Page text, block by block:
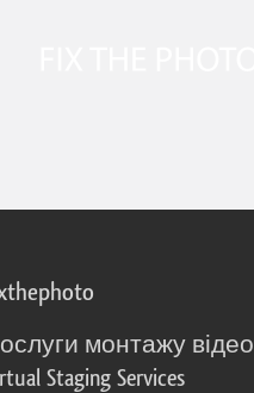
монтажу відео
Staging Services